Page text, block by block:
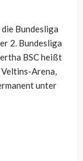
Bundesliga
2. Bundesliga
BSC heißt
Veltins-Arena,
unter